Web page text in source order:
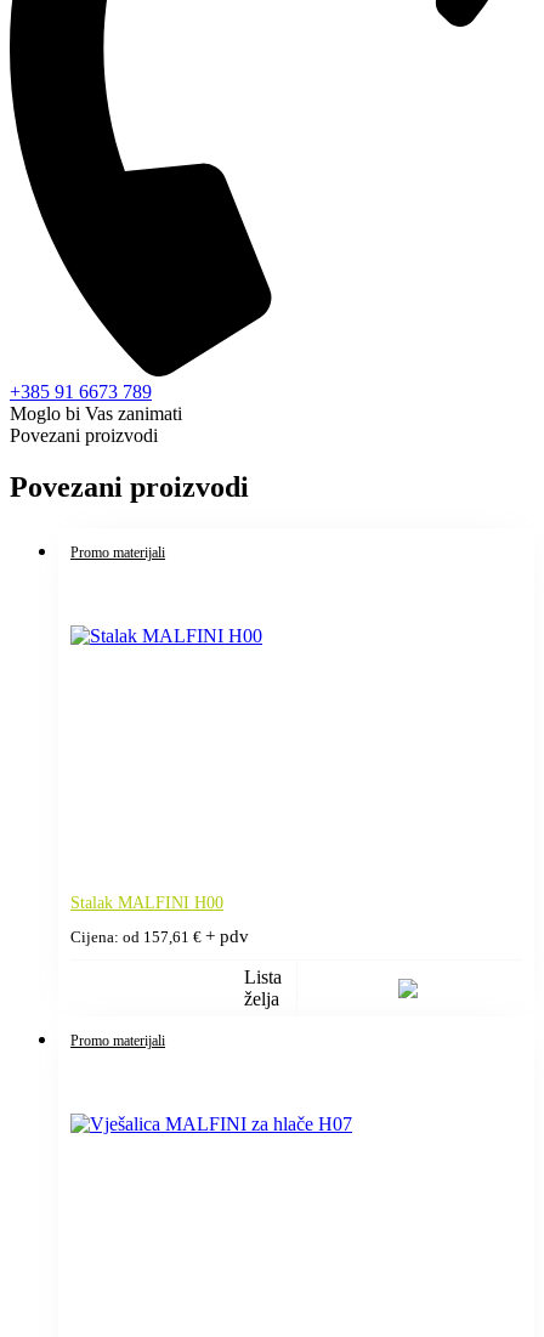
+385 91 6673 789
Moglo bi Vas zanimati
Povezani proizvodi
Povezani proizvodi
Promo materijali
Stalak MALFINI H00
Cijena: od 157,61 € + pdv
Lista
želja
Promo materijali